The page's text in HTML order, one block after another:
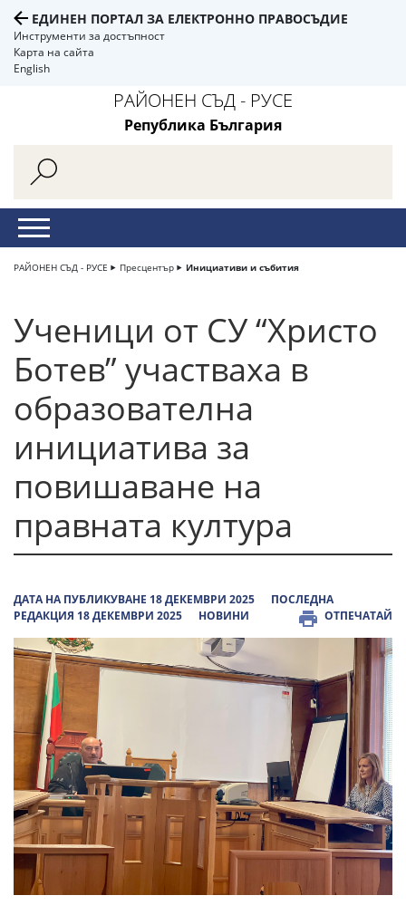
ЕДИНЕН ПОРТАЛ ЗА ЕЛЕКТРОННО ПРАВОСЪДИЕ
Инструменти за достъпност
Карта на сайта
English
РАЙОНЕН СЪД - РУСЕ
Република България
РАЙОНЕН СЪД - РУСЕ Пресцентър Инициативи и събития
Ученици от СУ “Христо
Ботев” участваха в
образователна
инициатива за
повишаване на
правната култура
ДАТА НА ПУБЛИКУВАНЕ 18 ДЕКЕМВРИ 2025
ПОСЛЕДНА
РЕДАКЦИЯ 18 ДЕКЕМВРИ 2025
НОВИНИ ОТПЕЧАТАЙ